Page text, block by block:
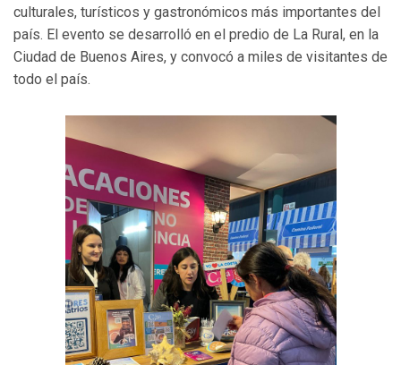
culturales, turísticos y gastronómicos más importantes del
país. El evento se desarrolló en el predio de La Rural, en la
Ciudad de Buenos Aires, y convocó a miles de visitantes de
todo el país.